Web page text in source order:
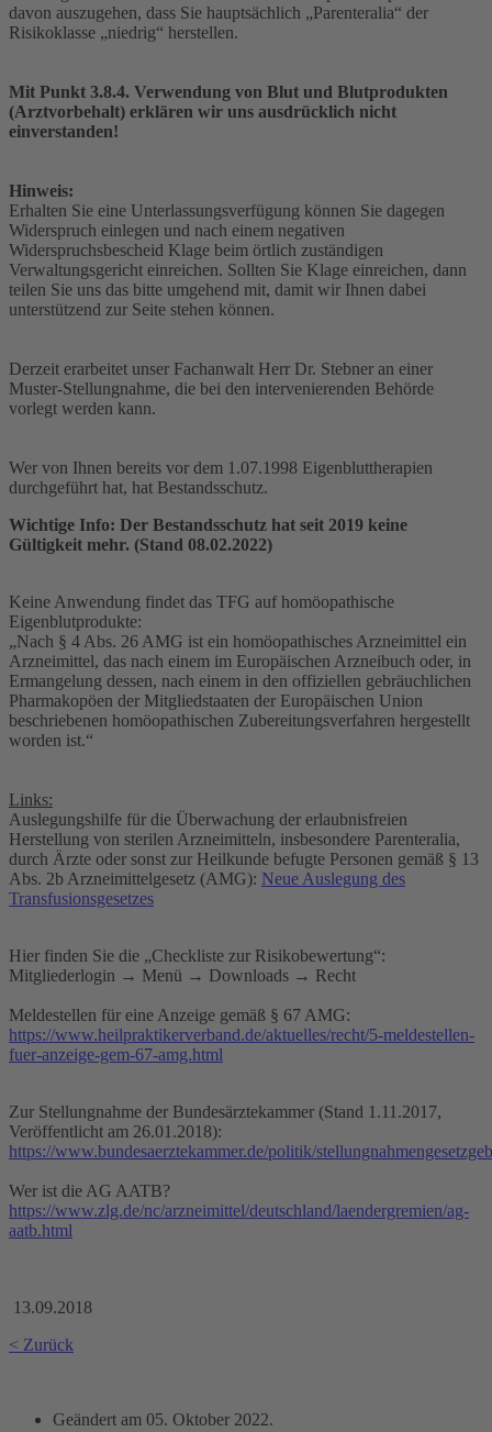
davon auszugehen, dass Sie hauptsächlich „Parenteralia“ der
Risikoklasse „niedrig“ herstellen.
Mit Punkt 3.8.4. Verwendung von Blut und Blutprodukten
(Arztvorbehalt) erklären wir uns ausdrücklich nicht
einverstanden!
Hinweis:
Erhalten Sie eine Unterlassungsverfügung können Sie dagegen
Widerspruch einlegen und nach einem negativen
Widerspruchsbescheid Klage beim örtlich zuständigen
Verwaltungsgericht einreichen. Sollten Sie Klage einreichen, dann
teilen Sie uns das bitte umgehend mit, damit wir Ihnen dabei
unterstützend zur Seite stehen können.
Derzeit erarbeitet unser Fachanwalt Herr Dr. Stebner an einer
Muster-Stellungnahme, die bei den intervenierenden Behörde
vorlegt werden kann.
Wer von Ihnen bereits vor dem 1.07.1998 Eigenbluttherapien
durchgeführt hat, hat Bestandsschutz.
Wichtige Info: Der Bestandsschutz hat seit 2019 keine
Gültigkeit mehr. (Stand 08.02.2022)
Keine Anwendung findet das TFG auf homöopathische
Eigenblutprodukte:
„Nach § 4 Abs. 26 AMG ist ein homöopathisches Arzneimittel ein
Arzneimittel, das nach einem im Europäischen Arzneibuch oder, in
Ermangelung dessen, nach einem in den offiziellen gebräuchlichen
Pharmakopöen der Mitgliedstaaten der Europäischen Union
beschriebenen homöopathischen Zubereitungsverfahren hergestellt
worden ist.“
Links:
Auslegungshilfe für die Überwachung der erlaubnisfreien
Herstellung von sterilen Arzneimitteln, insbesondere Parenteralia,
durch Ärzte oder sonst zur Heilkunde befugte Personen gemäß § 13
Abs. 2b Arzneimittelgesetz (AMG): Neue Auslegung des
Transfusionsgesetzes
Hier finden Sie die „Checkliste zur Risikobewertung“:
Mitgliederlogin → Menü → Downloads → Recht
Meldestellen für eine Anzeige gemäß § 67 AMG:
https://www.heilpraktikerverband.de/aktuelles/recht/5-meldestellen-
fuer-anzeige-gem-67-amg.html
Zur Stellungnahme der Bundesärztekammer (Stand 1.11.2017,
Veröffentlicht am 26.01.2018):
https://www.bundesaerztekammer.de/politik/
Wer ist die AG AATB?
https://www.zlg.de/nc/arzneimittel/deutschland/laendergremien/ag-
aatb.html
13.09.2018
< Zurück
Geändert am 05. Oktober 2022.